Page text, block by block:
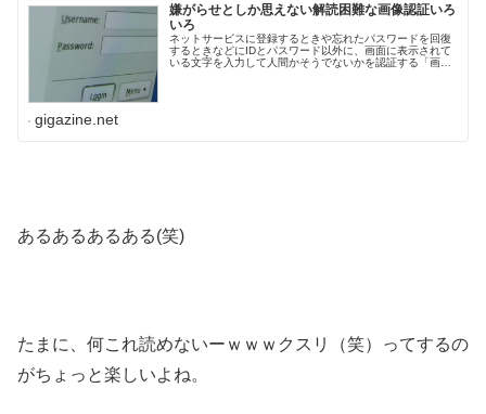
嫌がらせとしか思えない解読困難な画像認証いろ
いろ
ネットサービスに登録するときや忘れたパスワードを回復
するときなどにIDとパスワード以外に、画面に表示されて
いる文字を入力して人間かそうでないかを認証する「画像
gigazine.net
あるあるあるある(笑)
たまに、何これ読めないーｗｗｗクスリ（笑）ってするの
がちょっと楽しいよね。